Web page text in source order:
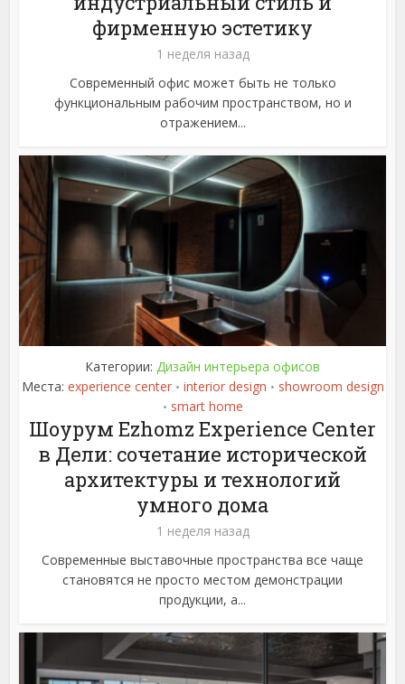
фирменную эстетику
1 неделя назад
Современный офис может быть не только
функциональным рабочим пространством, но и
отражением...
Категории: Дизайн интерьера офисов
Места: experience center • interior design • showroom design
• smart home
Шоурум Ezhomz Experience Center
в Дели: сочетание исторической
архитектуры и технологий
умного дома
1 неделя назад
Современные выставочные пространства все чаще
становятся не просто местом демонстрации
продукции, а...